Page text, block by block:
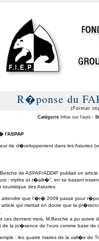
R�ponse du
(Format
Catégorie Infos sur l'ours -
l'ASPAP
de d�veloppement dans les Asturies
de ASPAP/ADDIP publiait un
: mythe et r�alit�", en se basant
des Asturies.
que l'�t� 2009 passe pour
qui mettait en doute que la
ces derniers mois, M.Besche a pu
de la pr�sence de l'ours comme base
: les quatre maires de la vall�e de